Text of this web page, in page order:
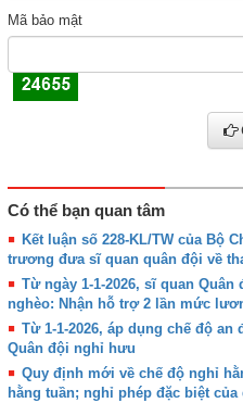
Mã bảo mật
Có thể bạn quan tâm
Kết luận số 228-KL/TW của Bộ
trương đưa sĩ quan quân đội về
Từ ngày 1-1-2026, sĩ quan
nghèo: Nhận hỗ trợ 2 lần mức
Từ 1-1-2026, áp dụng chế độ
Quân đội nghỉ hưu
Quy định mới về chế độ nghỉ
hằng tuần; nghỉ phép đặc biệt của